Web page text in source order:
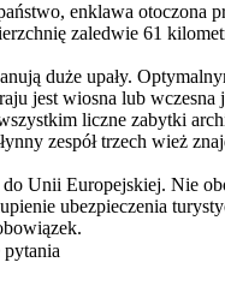
enklawa otoczona
zaledwie 61
duże upały.
jest wiosna lub wczesna
liczne zabytki
zespół trzech wież
do Unii Europejskiej. Nie
ubezpieczenia
pytania